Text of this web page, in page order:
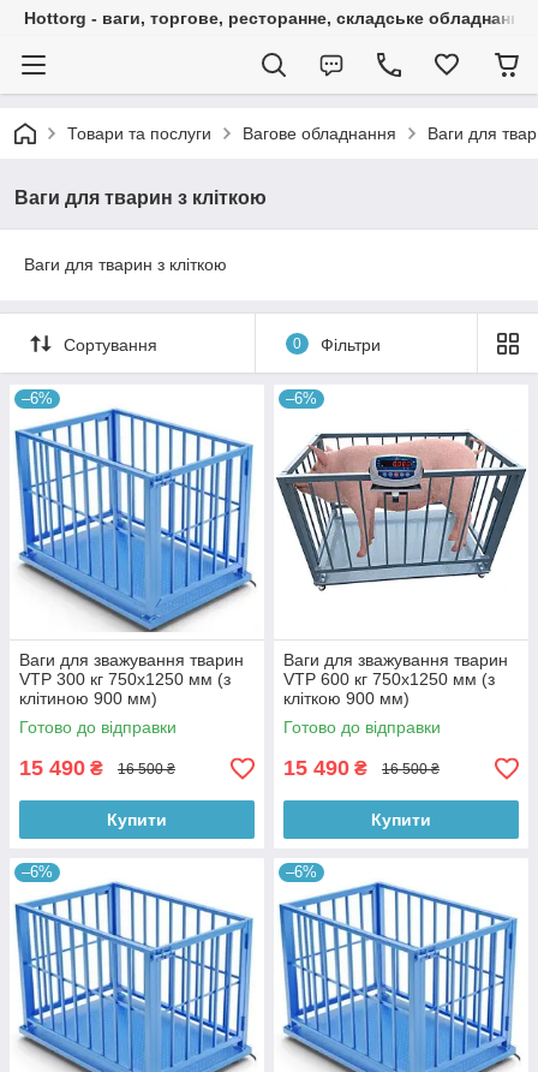
Hottorg - ваги, торгове, ресторанне, складське обладнання
Товари та послуги Вагове обладнання Ваги для
Ваги для тварин з кліткою
Ваги для тварин з кліткою
Сортування 0 Фільтри
–6%
Ваги для зважування тварин
VTP 300 кг 750х1250 мм (з
клітиною 900 мм)
Готово до відправки
15 490 ₴ 16 500 ₴
Купити
–6%
Ваги для зважування тварин
VTP 600 кг 750х1250 мм (з
кліткою 900 мм)
Готово до відправки
15 490 ₴ 16 500 ₴
Купити
–6% –6%